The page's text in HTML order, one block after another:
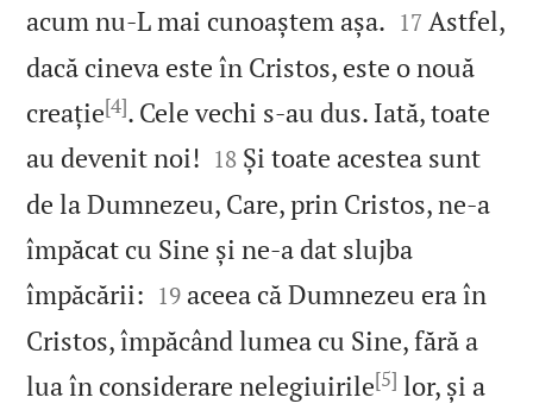
acum nu‑L mai cunoaștem așa. 

17 Astfel,
dacă cineva este în Cristos, este o nouă
creație[4]. Cele vechi s‑au dus. Iată, toate
au devenit noi! 

18 Și toate acestea sunt
de la Dumnezeu, Care, prin Cristos, ne‑a
împăcat cu Sine și ne‑a dat slujba
împăcării: 

19 aceea că Dumnezeu era în
Cristos, împăcând lumea cu Sine, fără a
lua în considerare nelegiuirile[5] lor, și a